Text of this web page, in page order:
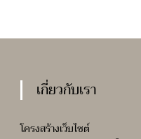
เกี่ยวกับเรา
โครงสร้างเว็บไซต์